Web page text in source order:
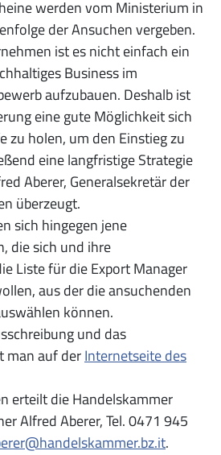
werden vom Ministerium in
der Ansuchen vergeben.
ist es nicht einfach ein
Business im
aufzubauen. Deshalb ist
eine gute Möglichkeit sich
zu holen, um den Einstieg zu
eine langfristige Strategie
Aberer, Generalsekretär der
überzeugt.
sich hingegen jene
die sich und ihre
Liste für die Export Manager
aus der die ansuchenden
können.
und das
man auf derInternetseite des
erteilt die Handelskammer
Alfred Aberer, Tel. 0471 945
.